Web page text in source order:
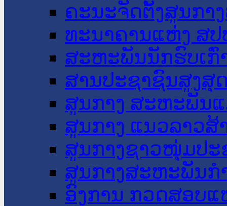
ຄະນະຈັດຕັ້ງສູນກາ
ທະນາຄານແຫ່ງ ສປ
ສະຫະພັນນັກຮົບເກົ່
ສານປະຊາຊົນສູງສຸ
ສູນກາງ ສະຫະພັນ
ສູນກາງ ແນວລາວສ້
ສູນກາງຊາວໜຸ່ມປະ
ສູນກາງສະຫະພັນກ
ອົງການ ກວດສອບແ